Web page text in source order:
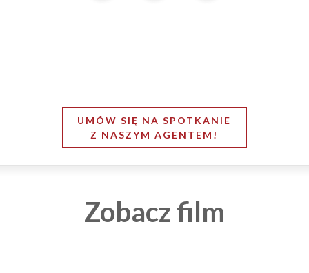
UMÓW SIĘ NA SPOTKANIE
Z NASZYM AGENTEM!
Zobacz film